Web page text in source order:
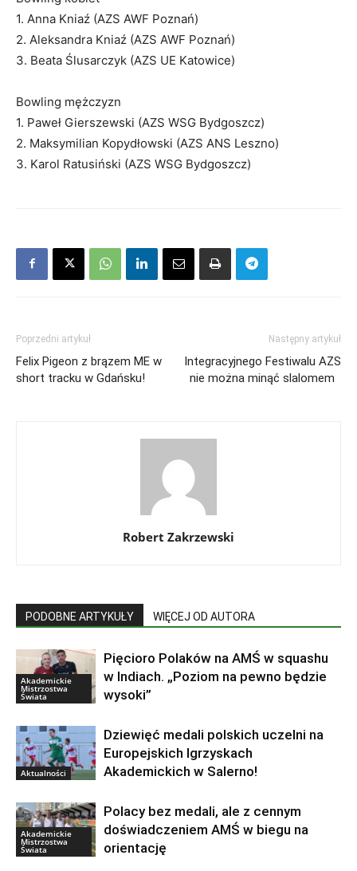
1. Anna Kniaź (AZS AWF Poznań)
2. Aleksandra Kniaź (AZS AWF Poznań)
3. Beata Ślusarczyk (AZS UE Katowice)
Bowling mężczyzn
1. Paweł Gierszewski (AZS WSG Bydgoszcz)
2. Maksymilian Kopydłowski (AZS ANS Leszno)
3. Karol Ratusiński (AZS WSG Bydgoszcz)
Poprzedni artykuł
Felix Pigeon z brązem ME w
short tracku w Gdańsku!
Następny artykuł
Integracyjnego Festiwalu AZS
nie można minąć slalomem
Robert Zakrzewski
PODOBNE ARTYKUŁY WIĘCEJ OD AUTORA
Akademickie
Mistrzostwa
Świata
Pięcioro Polaków na AMŚ w squashu
w Indiach. „Poziom na pewno będzie
wysoki”
Aktualności
Dziewięć medali polskich uczelni na
Europejskich Igrzyskach
Akademickich w Salerno!
Akademickie
Mistrzostwa
Świata
Polacy bez medali, ale z cennym
doświadczeniem AMŚ w biegu na
orientację